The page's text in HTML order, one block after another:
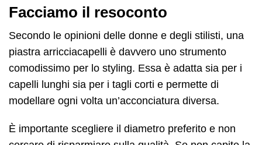
Facciamo il resoconto
Secondo le opinioni delle donne e degli stilisti, una
piastra arricciacapelli è davvero uno strumento
comodissimo per lo styling. Essa è adatta sia per i
capelli lunghi sia per i tagli corti e permette di
modellare ogni volta un’acconciatura diversa.
È importante scegliere il diametro preferito e non